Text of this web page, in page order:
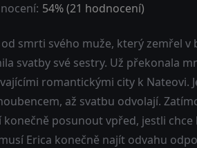
54% (21 hodnocení)
smrti svého muže, který zemřel v
svatby své sestry. Už překonala
romantickými city k Nateovi.
až svatbu odvolají.
konečně posunout vpřed, jestli
Erica konečně najít odvahu